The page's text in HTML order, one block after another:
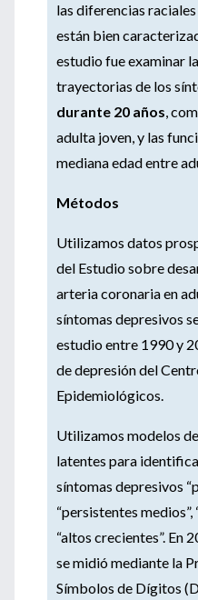
las diferencias
están bien
estudio fue examinar
trayectorias de los
durante 20 años,
adulta joven, y las
mediana edad entre
Métodos
Utilizamos datos
del Estudio sobre
arteria coronaria en
síntomas depresivos
estudio entre 1990 y
de depresión del
Epidemiológicos.
Utilizamos modelos
latentes para
síntomas depresivos
“persistentes
“altos crecientes”. En
se midió mediante la
Símbolos de Dígitos